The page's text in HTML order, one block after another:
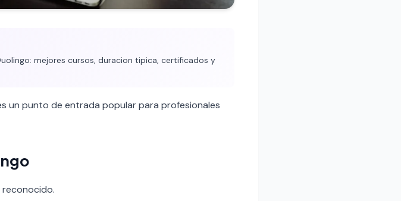
mejores cursos, duracion tipica, certificados y
un punto de entrada popular para profesionales